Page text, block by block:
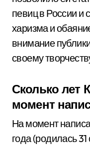
певиц в России и
харизма и
внимание
своему
Сколько лет
момент
На момент
года (родилась 31